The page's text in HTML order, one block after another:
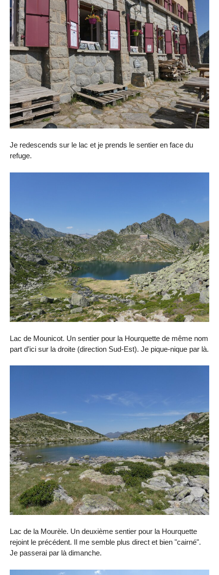
Je redescends sur le lac et je prends le sentier en face du
refuge.
Lac de Mounicot. Un sentier pour la Hourquette de même nom
part d’ici sur la droite (direction Sud-Est). Je pique-nique par là.
Lac de la Mourèle. Un deuxième sentier pour la Hourquette
rejoint le précédent. Il me semble plus direct et bien "cairné".
Je passerai par là dimanche.